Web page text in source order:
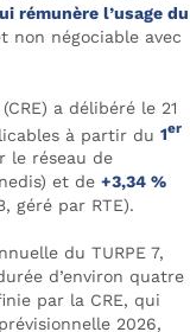
rémunère l’usage du
non négociable avec
a délibéré le 21
à partir du 1er
le réseau de
et de +3,34 %
géré par RTE).
du TURPE 7,
d’environ quatre
par la CRE, qui
2026,